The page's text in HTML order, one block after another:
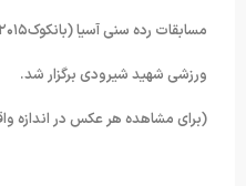
ورزشی شهید شیرودی برگزار شد.
(برای مشاهده هر عکس در اندازه